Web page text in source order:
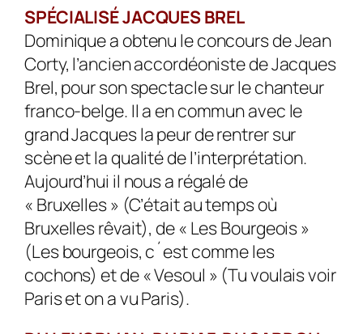
SPÉCIALISÉ JACQUES BREL
Dominique a obtenu le concours de Jean
Corty, l’ancien accordéo­niste de Jacques
Brel, pour son spectacle sur le chanteur
franco-belge. Il a en commun avec le
grand Jacques la peur de rentrer sur
scène et la qualité de l’interprétation.
Aujourd’hui il nous a régalé de
« Bruxelles » (C’était au temps où
Bruxelles rêvait), de « Les Bourgeois »
(Les bourgeois, c´est comme les
cochons) et de « Vesoul » (Tu voulais voir
Paris et on a vu Paris).